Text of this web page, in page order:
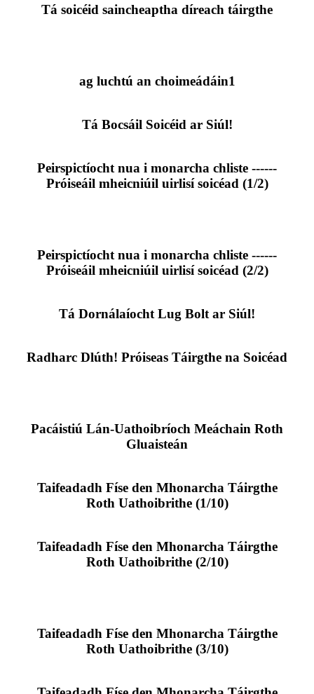
Tá soicéid saincheaptha díreach táirgthe
ag luchtú an choimeádáin1
Tá Bocsáil Soicéid ar Siúl!
Peirspictíocht nua i monarcha chliste ------
Próiseáil mheicniúil uirlisí soicéad (1/2)
Peirspictíocht nua i monarcha chliste ------
Próiseáil mheicniúil uirlisí soicéad (2/2)
Tá Dornálaíocht Lug Bolt ar Siúl!
Radharc Dlúth! Próiseas Táirgthe na Soicéad
Pacáistiú Lán-Uathoibríoch Meáchain Roth
Gluaisteán
Taifeadadh Físe den Mhonarcha Táirgthe
Roth Uathoibrithe (1/10)
Taifeadadh Físe den Mhonarcha Táirgthe
Roth Uathoibrithe (2/10)
Taifeadadh Físe den Mhonarcha Táirgthe
Roth Uathoibrithe (3/10)